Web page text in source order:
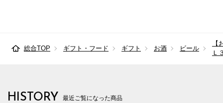
総合TOP ギフト・フード ギフト お酒 ビール
Ｌ
HISTORY 最近ご覧になった商品